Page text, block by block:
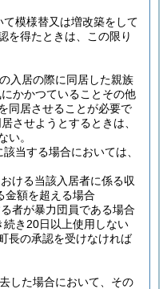
模様替又は増改築をして
を得たときは、この限り
入居の際に同居した親族
かかつていることその他
同居させることが必要で
させようとするときは、
い。
当する場合においては、
ける当該入居者に係る収
金額を超える場合
者が暴力団員である場合
続き20日以上使用しない
長の承認を受けなければ
した場合において、その